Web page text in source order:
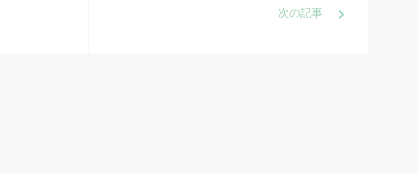
次の記事